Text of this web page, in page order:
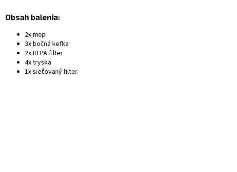
Obsah balenia:
2x mop
3x bočná kefka
2x HEPA filter
4x tryska
1x sieťovaný filter.